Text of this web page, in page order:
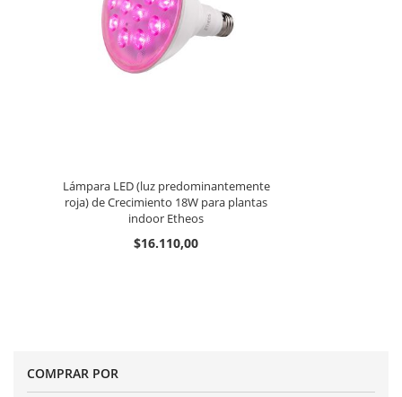
Lámpara LED (luz predominantemente
roja) de Crecimiento 18W para plantas
indoor Etheos
$16.110,00
COMPRAR POR